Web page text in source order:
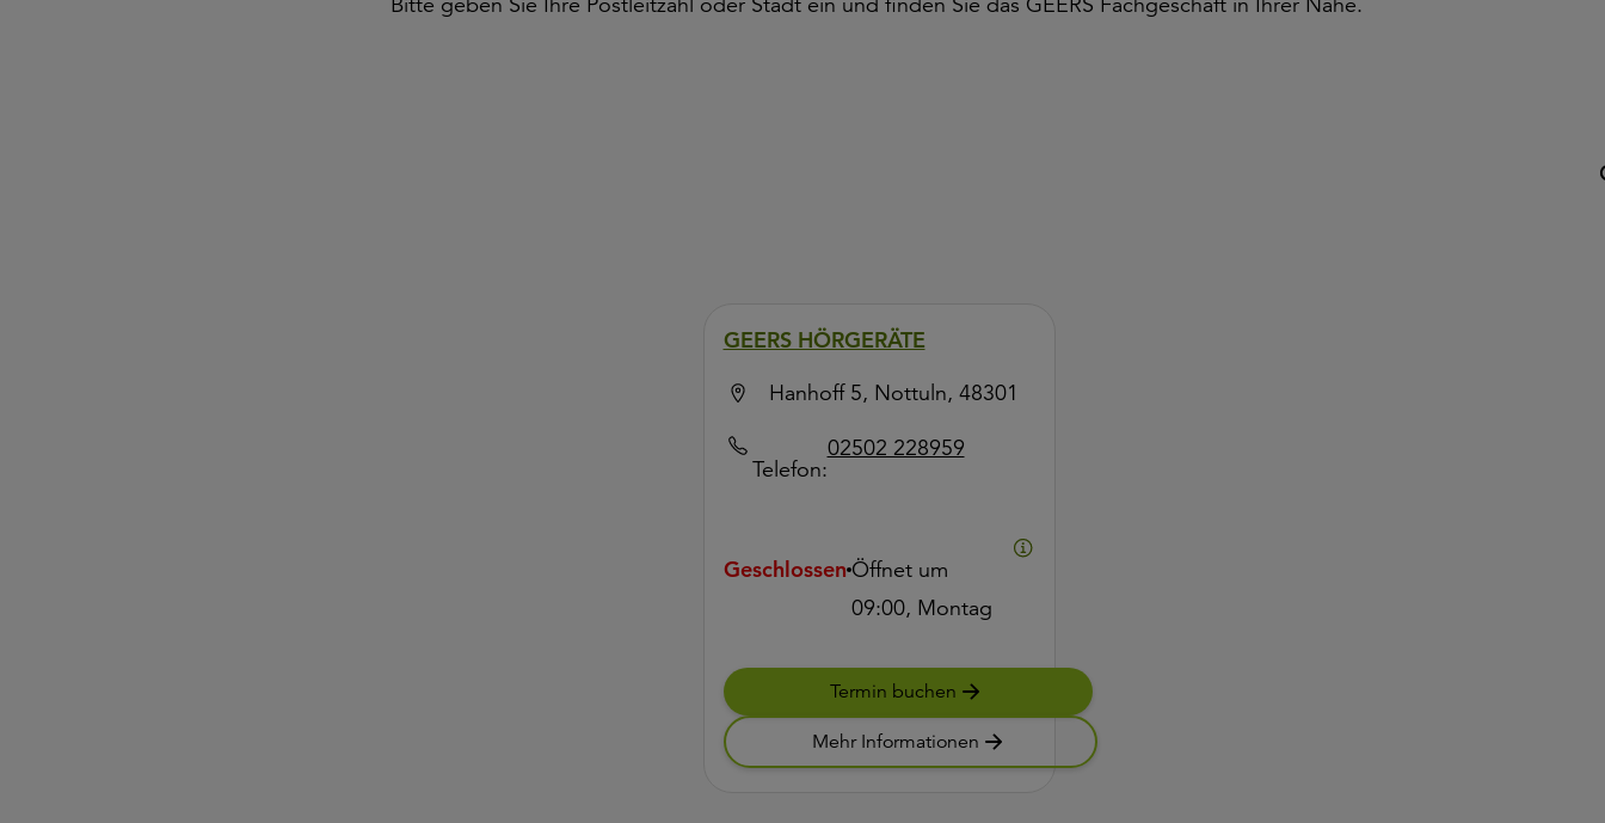
GEERS HÖRGERÄTE
Hanhoff 5, Nottuln, 48301
Telefon:
02502 228959
GeschlossenÖffnet um
09:00, Montag
Termin buchen
Mehr Informationen